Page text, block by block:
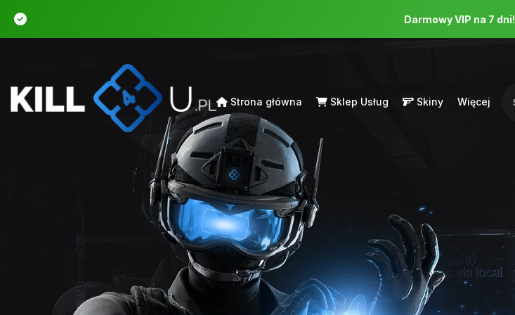
Darmowy VIP na 7 dni!
Strona główna Sklep Usług Skiny Więcej